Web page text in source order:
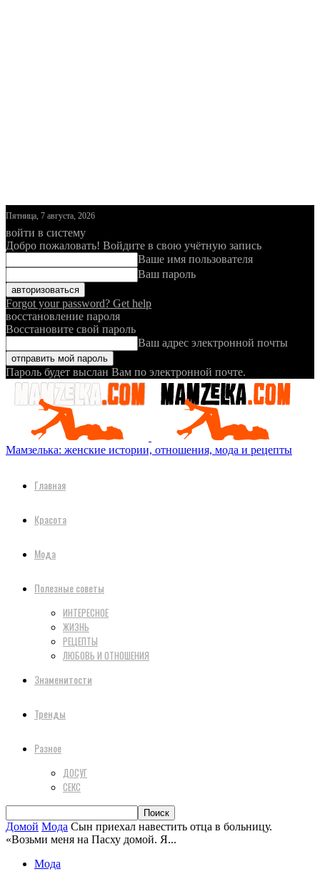
Пятница, 7 августа, 2026
войти в систему
Добро пожаловать! Войдите в свою учётную запись
Ваше имя пользователя
Ваш пароль
Forgot your password? Get help
восстановление пароля
Восстановите свой пароль
Ваш адрес электронной почты
Пароль будет выслан Вам по электронной почте.
Мамзелька: женские истории, отношения, мода и рецепты
Главная
Красота
Мода
Полезные советы
ИНТЕРЕСНОЕ
ЖИЗНЬ
РЕЦЕПТЫ
ЛЮБОВЬ И ОТНОШЕНИЯ
Знаменитости
Тренды
Разное
ДОСУГ
СЕКС
Домой Мода Сын приехал навестить отца в больницу.
«Возьми меня на Пасху домой. Я...
Мода